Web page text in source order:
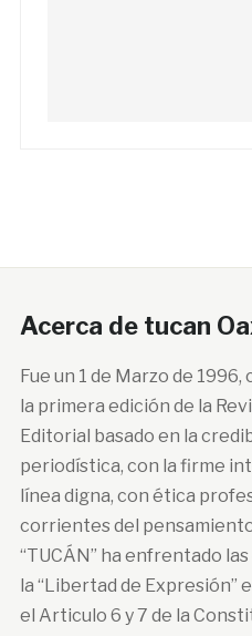
Acerca de tucan
Fue un 1 de Marzo de
la primera edición de la
Editorial basado en la
periodística, con la firme
línea digna, con ética
corrientes del
“TUCÁN” ha enfrentado
la “Libertad de Expresión”
el Articulo 6 y 7 de la